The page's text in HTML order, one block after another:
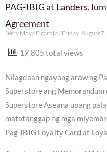
PAG-IBIG at Landers,
Agreement
Jerry Maya Figarola Friday, August
17,805 total views
Nilagdaan ngayong araw ng
Superstore ang
Superstore Aseana upang
matatanggap ng mga
Pag-IBIG Loyalty Card at